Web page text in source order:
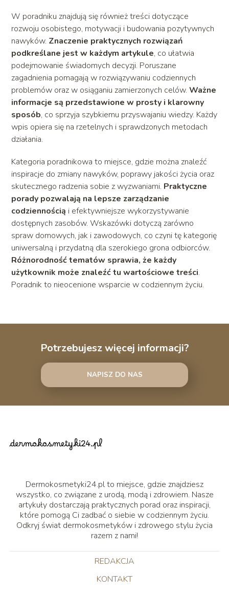
W poradniku znajdują się również treści dotyczące
rozwoju osobistego, motywacji i budowania pozytywnych
nawyków. Znaczenie praktycznych rozwiązań
podkreślane jest w każdym artykule, co ułatwia
podejmowanie świadomych decyzji. Poruszane
zagadnienia pomagają w rozwiązywaniu codziennych
problemów oraz w osiąganiu zamierzonych celów.Ważne
informacje są przedstawione w prosty i klarowny
sposób, co sprzyja szybkiemu przyswajaniu wiedzy. Każdy
wpis opiera się na rzetelnych i sprawdzonych metodach
działania.
Kategoria poradnikowa to miejsce, gdzie można znaleźć
inspiracje do zmiany nawyków, poprawy jakości życia oraz
skutecznego radzenia sobie z wyzwaniami. Praktyczne
porady pozwalają na lepsze zarządzanie
codziennością i efektywniejsze wykorzystywanie
dostępnych zasobów. Wskazówki dotyczą zarówno
spraw domowych, jak i zawodowych, co czyni tę kategorię
uniwersalną i przydatną dla szerokiego grona odbiorców.
Różnorodność tematów sprawia, że każdy
użytkownik może znaleźć tu wartościowe treści.
Poradnik to nieocenione wsparcie w codziennym życiu.
Potrzebujesz więcej informacji?
NAPISZ DO NAS
Dermokosmetyki24.pl to miejsce, gdzie znajdziesz
wszystko, co związane z urodą, modą i zdrowiem. Nasze
artykuły dostarczają praktycznych porad oraz inspiracji,
które pomogą Ci zadbać o siebie w codziennym życiu.
Odkryj świat dermokosmetyków i zdrowego stylu życia
razem z nami!
REDAKCJA
KONTAKT